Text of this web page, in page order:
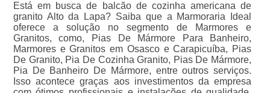
Está em busca de balcão de cozinha americana de
granito Alto da Lapa? Saiba que a Marmoraria Ideal
oferece a solução no segmento de Marmores e
Granitos, como, Pias De Mármore Para Banheiro,
Marmores e Granitos em Osasco e Carapicuíba, Pias
De Granito, Pia De Cozinha Granito, Pias De Mármore,
Pia De Banheiro De Mármore, entre outros serviços.
Isso acontece graças aos investimentos da empresa